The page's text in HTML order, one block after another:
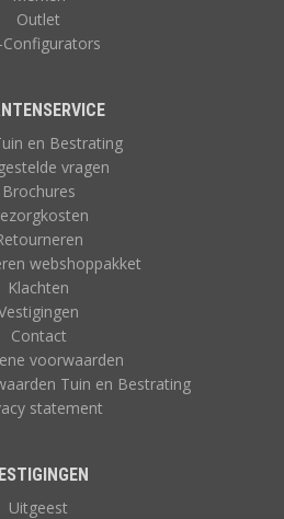
Outlet
Configurators
en Bestrating
vragen
Brochures
webshoppakket
Klachten
Contact
voorwaarden
Tuin en Bestrating
statement
Uitgeest